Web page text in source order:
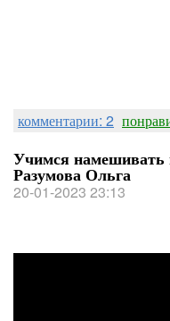
комментарии: 2
Учимся намешивать
Разумова Ольга
20-01-2023 23:13